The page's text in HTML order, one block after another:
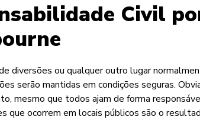
Civil
diversões ou qualquer outro lugar
serão mantidas em condições seguras.
mesmo que todos ajam de forma
que ocorrem em locais públicos são o